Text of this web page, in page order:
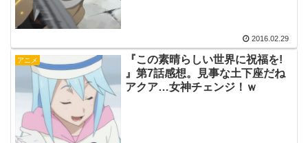
2016.02.29
アニメ
『この素晴らしい世界に祝福を!
』第7話感想。見事な土下座だね
アクア…女神チェンジ！ｗ